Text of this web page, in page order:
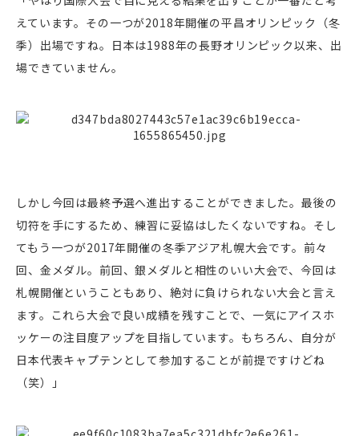
えています。その一つが2018年開催の平昌オリンピック（冬
季）出場ですね。日本は1988年の長野オリンピック以来、出
場できていません。
しかし今回は最終予選へ進出することができました。最後の
切符を手にするため、練習に妥協はしたくないですね。そし
てもう一つが2017年開催の冬季アジア札幌大会です。前々
回、金メダル。前回、銀メダルと相性のいい大会で、今回は
札幌開催ということもあり、絶対に負けられない大会と言え
ます。これら大会で良い成績を残すことで、一気にアイスホ
ッケーの注目度アップを目指しています。もちろん、自分が
日本代表キャプテンとして参加することが前提ですけどね
（笑）」